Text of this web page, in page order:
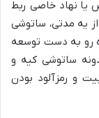
نهاد خاصی ربط
یه مدتی، ساتوشی
رو به دست توسعه
ساتوشی کیه و
و رمزآلود بودن